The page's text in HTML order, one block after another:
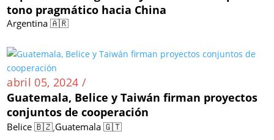
tono pragmático hacia China
Argentina 🇦🇷
abril 05, 2024 /
Guatemala, Belice y Taiwán firman proyectos
conjuntos de cooperación
Belice 🇧🇿,Guatemala 🇬🇹